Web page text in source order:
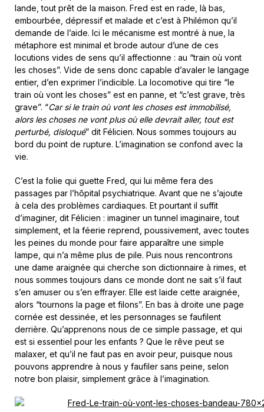
lande, tout prêt de la maison. Fred est en rade, là bas,
embourbée, dépressif et malade et c’est à Philémon qu’il
demande de l’aide. Ici le mécanisme est montré à nue, la
métaphore est minimal et brode autour d’une de ces
locutions vides de sens qu’il affectionne : au “train où vont
les choses”. Vide de sens donc capable d’avaler le langage
entier, d’en exprimer l’indicible. La locomotive qui tire “le
train où vont les choses” est en panne, et “c’est grave, très
grave”. “Car si le train où vont les choses est immobilisé,
alors les choses ne vont plus où elle devrait aller, tout est
perturbé, disloqué” dit Félicien. Nous sommes toujours au
bord du point de rupture. L’imagination se confond avec la
vie.
C’est la folie qui guette Fred, qui lui même fera des
passages par l’hôpital psychiatrique. Avant que ne s’ajoute
à cela des problèmes cardiaques. Et pourtant il suffit
d’imaginer, dit Félicien : imaginer un tunnel imaginaire, tout
simplement, et la féerie reprend, poussivement, avec toutes
les peines du monde pour faire apparaître une simple
lampe, qui n’a même plus de pile. Puis nous rencontrons
une dame araignée qui cherche son dictionnaire à rimes, et
nous sommes toujours dans ce monde dont ne sait s’il faut
s’en amuser ou s’en effrayer. Elle est laide cette araignée,
alors “tournons la page et filons”. En bas à droite une page
cornée est dessinée, et les personnages se faufilent
derrière. Qu’apprenons nous de ce simple passage, et qui
est si essentiel pour les enfants ? Que le rêve peut se
malaxer, et qu’il ne faut pas en avoir peur, puisque nous
pouvons apprendre à nous y faufiler sans peine, selon
notre bon plaisir, simplement grâce à l’imagination.